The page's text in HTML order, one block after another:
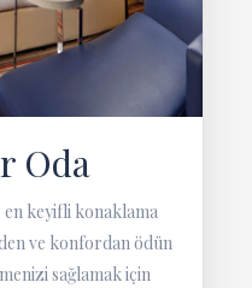
Oda
keyifli konaklama
ve konfordan ödün
sağlamak için